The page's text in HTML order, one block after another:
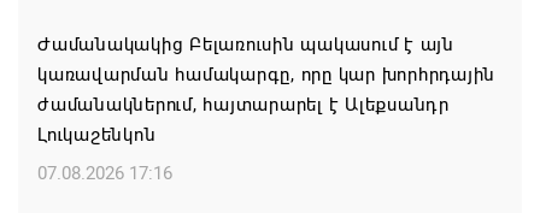
Ժամանակակից Բելառուսին պակասում է այն
կառավարման համակարգը, որը կար խորհրդային
ժամանակներում, հայտարարել է Ալեքսանդր
Լուկաշենկոն
07.08.2026 17:16